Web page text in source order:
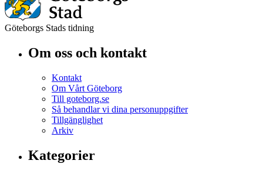
Göteborgs Stads tidning
Om oss och kontakt
Kontakt
Om Vårt Göteborg
Till goteborg.se
Så behandlar vi dina personuppgifter
Tillgänglighet
Arkiv
Kategorier